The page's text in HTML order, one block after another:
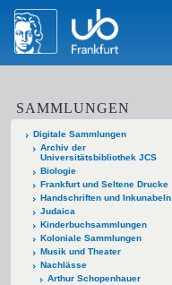
SAMMLUNGEN
Digitale Sammlungen
Archiv der
Universitätsbibliothek JCS
Biologie
Frankfurt und Seltene Drucke
Handschriften und Inkunabeln
Judaica
Kinderbuchsammlungen
Koloniale Sammlungen
Musik und Theater
Nachlässe
Arthur Schopenhauer